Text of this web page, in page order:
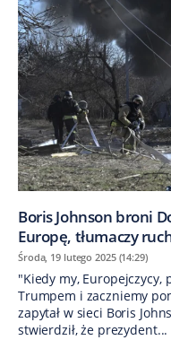
Boris Johnson broni
Europę, tłumaczy
Środa, 19 lutego 2025 (14:29)
"Kiedy my,
Trumpem i zaczniemy
zapytał w sieci Boris
stwierdził, że prezydent...